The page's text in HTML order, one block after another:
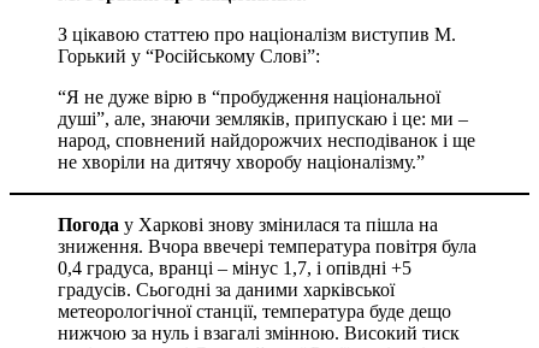
З цікавою статтею про націоналізм виступив М.
Горький у “Російському Слові”:
“Я не дуже вірю в “пробудження національної
душі”, але, знаючи земляків, припускаю і це: ми –
народ, сповнений найдорожчих несподіванок і ще
не хворіли на дитячу хворобу націоналізму.”
Погода у Харкові знову змінилася та пішла на
зниження. Вчора ввечері температура повітря була
0,4 градуса, вранці – мінус 1,7, і опівдні +5
градусів. Сьогодні за даними харківської
метеорологічної станції, температура буде дещо
нижчою за нуль і взагалі змінною. Високий тиск